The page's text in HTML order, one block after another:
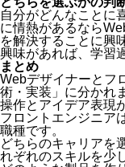
自分がどんなことに
に情熱があるなら
を解決することに興
興味があれば、学習
まとめ
Webデザイナーとフ
術・実装」に分かれ
操作とアイデア表現
フロントエンジニア
職種です。
どちらのキャリアを
れぞれのスキルを少